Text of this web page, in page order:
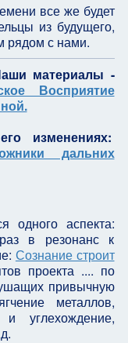
все же будет
из будущего,
рядом с нами.
материалы -
Восприятие
изменениях:
дальних
одного аспекта:
в резонанс к
Сознание строит
проекта .... по
привычную
металлов,
углехождение,